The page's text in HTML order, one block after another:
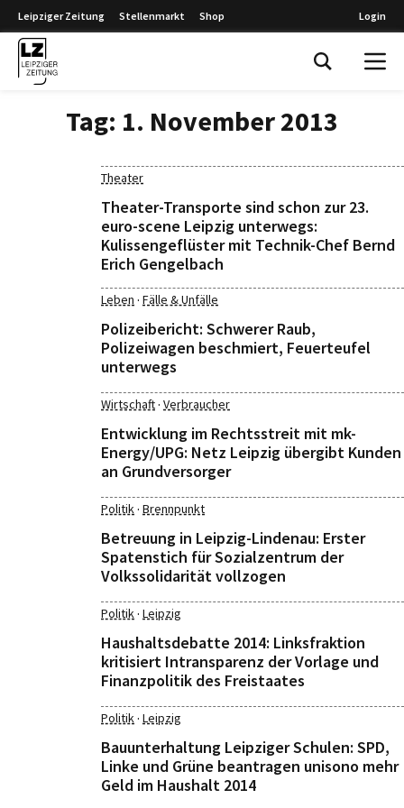
Leipziger Zeitung Stellenmarkt Shop Login
Tag: 1. November 2013
Theater
Theater-Transporte sind schon zur 23.
euro-scene Leipzig unterwegs:
Kulissengeflüster mit Technik-Chef Bernd
Erich Gengelbach
Leben · Fälle & Unfälle
Polizeibericht: Schwerer Raub,
Polizeiwagen beschmiert, Feuerteufel
unterwegs
Wirtschaft· Verbraucher
Entwicklung im Rechtsstreit mit mk-
Energy/UPG: Netz Leipzig übergibt Kunden
an Grundversorger
Politik· Brennpunkt
Betreuung in Leipzig-Lindenau: Erster
Spatenstich für Sozialzentrum der
Volkssolidarität vollzogen
Politik· Leipzig
Haushaltsdebatte 2014: Linksfraktion
kritisiert Intransparenz der Vorlage und
Finanzpolitik des Freistaates
Politik· Leipzig
Bauunterhaltung Leipziger Schulen: SPD,
Linke und Grüne beantragen unisono mehr
Geld im Haushalt 2014